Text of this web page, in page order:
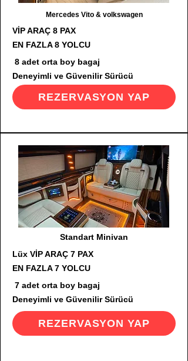
Mercedes Vito & volkswagen
VİP ARAÇ 8 PAX
EN FAZLA 8 YOLCU
8 adet orta boy bagaj
Deneyimli ve Güvenilir Sürücü
REZERVASYON YAP
Standart Minivan
Lüx VİP ARAÇ 7 PAX
EN FAZLA 7 YOLCU
7 adet orta boy bagaj
Deneyimli ve Güvenilir Sürücü
REZERVASYON YAP